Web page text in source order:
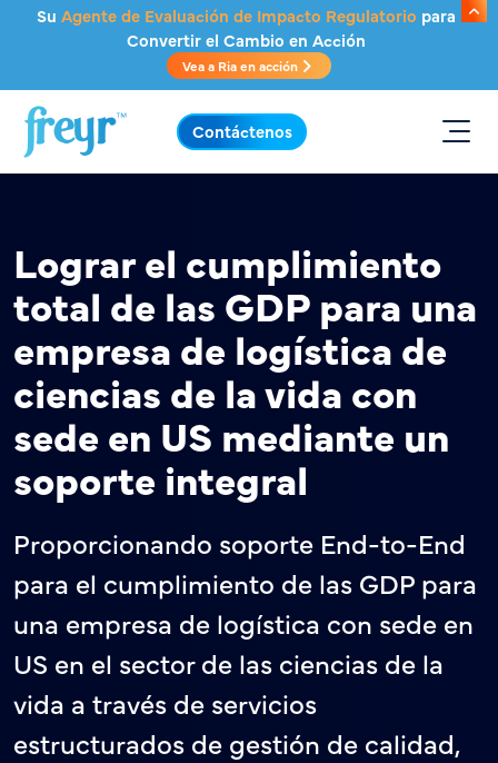
Saltar al contenido principal
Su Agente de Evaluación de Impacto Regulatorio para
Convertir el Cambio en Acción
Vea a Ria en acción
.
Contáctenos
Lograr el cumplimiento
total de las GDP para una
empresa de logística de
ciencias de la vida con
sede en US mediante un
soporte integral
Proporcionando soporte End-to-End
para el cumplimiento de las GDP para
una empresa de logística con sede en
US en el sector de las ciencias de la
vida a través de servicios
estructurados de gestión de calidad,